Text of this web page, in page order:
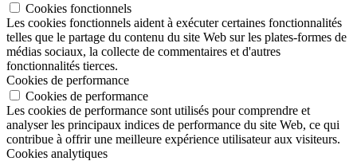
Cookies fonctionnels
Les cookies fonctionnels aident à exécuter certaines fonctionnalités
telles que le partage du contenu du site Web sur les plates-formes de
médias sociaux, la collecte de commentaires et d'autres
fonctionnalités tierces.
Cookies de performance
Cookies de performance
Les cookies de performance sont utilisés pour comprendre et
analyser les principaux indices de performance du site Web, ce qui
contribue à offrir une meilleure expérience utilisateur aux visiteurs.
Cookies analytiques